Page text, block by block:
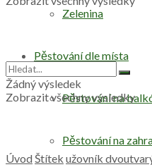
Zelenina
Pěstování dle místa
Pěstování na
Pěstování na
Žádný výsledek
Zobrazit všechny výsledky
Úvod Štítek užovník